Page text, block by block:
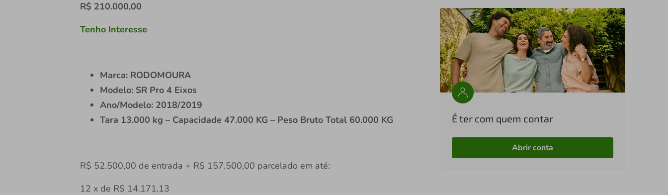
R$ 210.000,00
Tenho Interesse
Marca: RODOMOURA
Modelo: SR Pro 4 Eixos
Ano/Modelo: 2018/2019
Tara 13.000 kg – Capacidade 47.000 KG – Peso Bruto Total 60.000 KG
R$ 52.500,00 de entrada + R$ 157.500,00 parcelado em até:
12 x de R$ 14.171,13
É ter com quem contar
Abrir conta